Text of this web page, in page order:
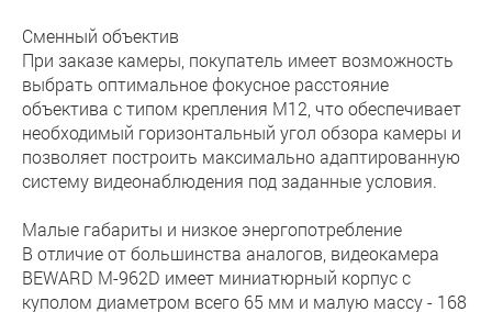
Сменный объектив
При заказе камеры, покупатель имеет возможность
выбрать оптимальное фокусное расстояние
объектива с типом крепления М12, что обеспечивает
необходимый горизонтальный угол обзора камеры и
позволяет построить максимально адаптированную
систему видеонаблюдения под заданные условия.
Малые габариты и низкое энергопотребление
В отличие от большинства аналогов, видеокамера
BEWARD M-962D имеет миниатюрный корпус с
куполом диаметром всего 65 мм и малую массу - 168